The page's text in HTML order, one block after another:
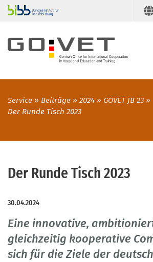
Service Beiträge 2024
GOVET JB 23
Der Runde Tisch 2023
Der Runde Tisch 2023
30.04.2024
Eine innovative,
gleichzeitig kooperative
sich für die Ziele der